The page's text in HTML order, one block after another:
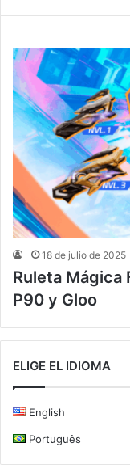
18 de julio de 2025
Ruleta Mágica
P90 y Gloo
ELIGE EL IDIOMA
English
Português